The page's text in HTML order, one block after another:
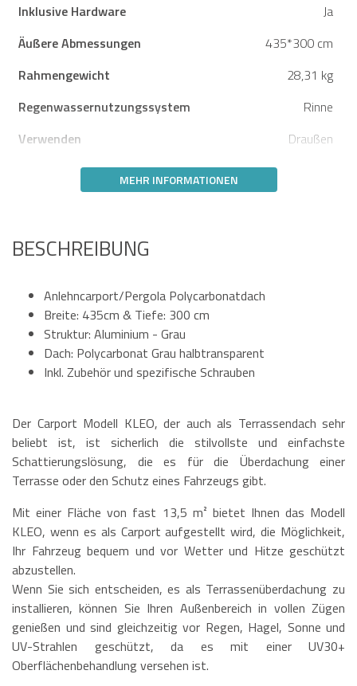
Inklusive Hardware
Ja
Äußere Abmessungen
435*300 cm
Rahmengewicht
28,31 kg
Regenwassernutzungssystem
Rinne
Verwenden
Draußen
MEHR INFORMATIONEN
BESCHREIBUNG
Anlehncarport/Pergola Polycarbonatdach
Breite: 435cm & Tiefe: 300 cm
Struktur: Aluminium - Grau
Dach: Polycarbonat Grau halbtransparent
Inkl. Zubehör und spezifische Schrauben
Der Carport Modell KLEO, der auch als Terrassendach sehr
beliebt ist, ist sicherlich die stilvollste und einfachste
Schattierungslösung, die es für die Überdachung einer
Terrasse oder den Schutz eines Fahrzeugs gibt.
Mit einer Fläche von fast 13,5 m² bietet Ihnen das Modell
KLEO, wenn es als Carport aufgestellt wird, die Möglichkeit,
Ihr Fahrzeug bequem und vor Wetter und Hitze geschützt
abzustellen.
Wenn Sie sich entscheiden, es als Terrassenüberdachung zu
installieren, können Sie Ihren Außenbereich in vollen Zügen
genießen und sind gleichzeitig vor Regen, Hagel, Sonne und
UV-Strahlen geschützt, da es mit einer UV30+
Oberflächenbehandlung versehen ist.